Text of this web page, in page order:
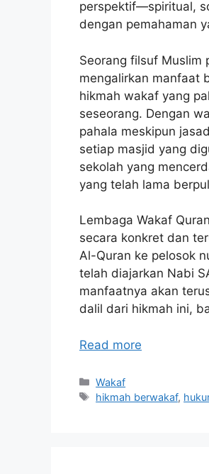
perspektif—spiritual,
dengan pemahaman
Seorang filsuf Muslim
mengalirkan manfaat
hikmah wakaf yang
seseorang. Dengan
pahala meskipun
setiap masjid yang
sekolah yang
yang telah lama
Lembaga Wakaf
secara konkret dan
Al-Quran ke pelosok
telah diajarkan Nabi
manfaatnya akan
dalil dari hikmah ini,
Read more
Categories
Wakaf
Tags
hikmah berwakaf,